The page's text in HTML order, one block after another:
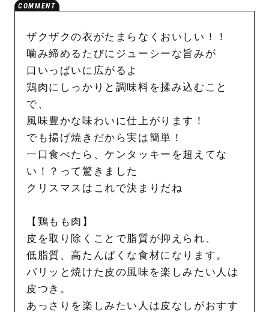
ザクザクの衣がたまらなくおいしい！！
噛み締めるたびにジューシーな旨みが
口いっぱいに広がるよ
鶏肉にしっかりと調味料を揉み込むこと
で、
風味豊かな味わいに仕上がります！
でも揚げ焼きだから実は簡単！
一口食べたら、ケンタッキーを超えてな
い！？って驚きました
クリスマスはこれで決まりだね
【鶏もも肉】
皮を取り除くことで脂質が抑えられ、
低脂質、高たんぱくな食材になります。
パリッと焼けた皮の風味を楽しみたい人は
皮つき。
あっさりを楽しみたい人は皮なしがおすす